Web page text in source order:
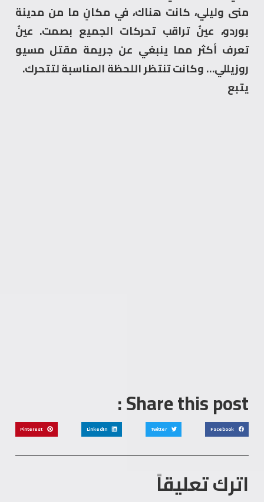
منى وليلي، كانت هناك، في مكانٍ ما من مدينة
بوردو، عينٌ تراقب تحركات الجميع بصمت. عينٌ
تعرف أكثر مما ينبغي عن جريمة مقتل مسيو
روزيللي… وكانت تنتظر اللحظة المناسبة لتتحرك.
يتبع
Share this post :
Facebook
Twitter
LinkedIn
Pinterest
اترك تعليقاً